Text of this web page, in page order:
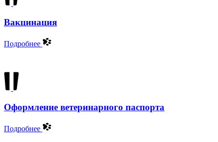
Вакцинация
Подробнее
Оформление ветеринарного паспорта
Подробнее